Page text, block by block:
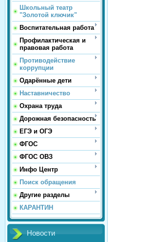
Школьный театр
"Золотой ключик"
Воспитательная работа
Профилактическая и
правовая работа
Противодействие
коррупции
Одарённые дети
Наставничество
Охрана труда
Дорожная безопасность
ЕГЭ и ОГЭ
ФГОС
ФГОС ОВЗ
Инфо Центр
Поиск обращения
Другие разделы
КАРАНТИН
Новости